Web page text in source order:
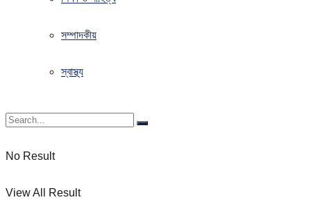
সম্পাদকীয়
স্বাস্থ্য
No Result
View All Result